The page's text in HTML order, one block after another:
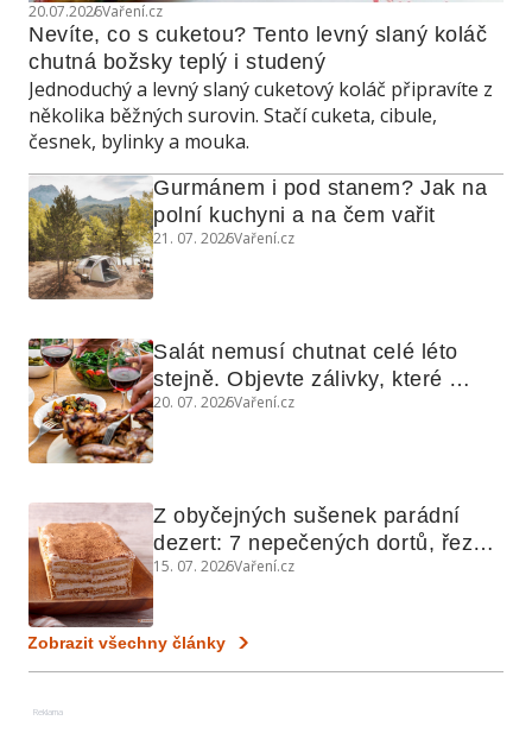
20.07.2026Vaření.cz
Nevíte, co s cuketou? Tento levný slaný koláč
chutná božsky teplý i studený
Jednoduchý a levný slaný cuketový koláč připravíte z
několika běžných surovin. Stačí cuketa, cibule,
česnek, bylinky a mouka.
Gurmánem i pod stanem? Jak na
polní kuchyni a na čem vařit
21. 07. 2026Vaření.cz
Salát nemusí chutnat celé léto
stejně. Objevte zálivky, které
využijete i na maso, nudle nebo
20. 07. 2026Vaření.cz
Z obyčejných sušenek parádní
dezert: 7 nepečených dortů, řezů
a koláčů
15. 07. 2026Vaření.cz
Zobrazit všechny články
Reklama